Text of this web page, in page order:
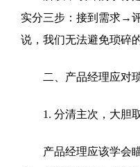
实分三步：接到需求→
说，我们无法避免琐碎
二、产品经理应对
1. 分清主次，大胆
产品经理应该学会瞄